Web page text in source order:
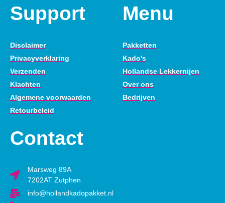
Support
Disclaimer
Privacyverklaring
Verzenden
Klachten
Algemene voorwaarden
Retourbeleid
Menu
Pakketten
Kado's
Hollandse Lekkernijen
Over ons
Bedrijven
Contact
Marsweg 89A
7202AT Zutphen
info@hollandkadopakket.nl